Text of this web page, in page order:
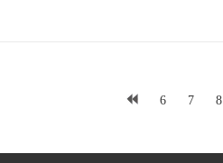
6 7 8